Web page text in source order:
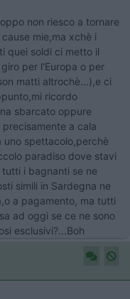
non riesco a tornare
mie,ma xchè i
quei soldi ci metto il
per l'Europa o per
matti altrochè...),e ci
ricordo
sbarcato oppure
a cala
uno spettacolo,perchè
paradiso dove stavi
i bagnanti se ne
simili in Sardegna ne
a pagamento, ma tutti
ad oggi se ce ne sono
esclusivi?...Boh